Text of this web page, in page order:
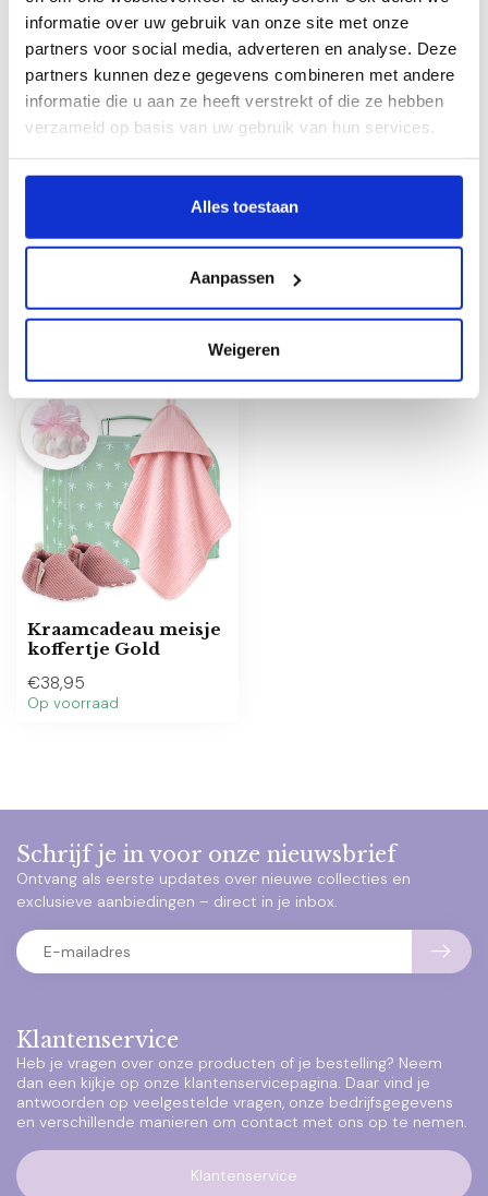
informatie over uw gebruik van onze site met onze
partners voor social media, adverteren en analyse. Deze
partners kunnen deze gegevens combineren met andere
informatie die u aan ze heeft verstrekt of die ze hebben
verzameld op basis van uw gebruik van hun services.
Alles toestaan
Aanpassen
Weigeren
Kraamcadeau meisje pakket
Gold
Op voorraad
€34,95
Personaliseer je cadeau met een
Maak je cadeau nog specialer! Vul hierboven
je persoonlijk berichtje in, wij zorgen ervoor
dat deze bij het pakket toegevoegd wordt.
Kraamcadeau meisje
koffertje Gold
€38,95
Op voorraad
Klantenservice
Heb je vragen over onze producten of je bestelling? Neem
dan een kijkje op onze klantenservicepagina. Daar vind je
antwoorden op veelgestelde vragen, onze bedrijfsgegevens
en verschillende manieren om contact met ons op te nemen.
Klantenservice
Schrijf je in voor onze nieuwsbrief
Ontvang als eerste updates over nieuwe collecties en
exclusieve aanbiedingen – direct in je inbox.